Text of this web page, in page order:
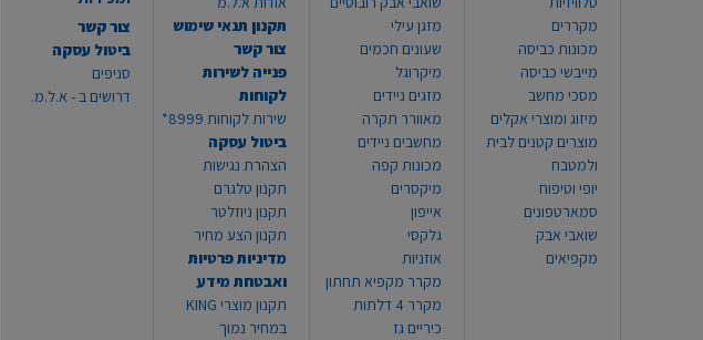
מקררים
מכונות כביסה
מייבשי כביסה
מסכי מחשב
מיזוג ומוצרי אקלים
מוצרים קטנים לבית
ולמטבח
יופי וטיפוח
סמארטפונים
שואבי אבק
מקפיאים
מזגן עילי
שעונים חכמים
מיקרוגל
מזגים ניידים
מאוורר תקרה
מחשבים ניידים
מכונות קפה
מיקסרים
אייפון
גלקסי
אוזניות
מקרר מקפיא תחתון
מקרר 4 דלתות
כיריים גז
תקנון תנאי שימוש
צור קשר
פנייה לשירות
לקוחות
שירות לקוחות 8999*
ביטול עסקה
הצהרת נגישות
תקנון טלגרם
תקנון ניוזלטר
תקנון הצע מחיר
מדיניות פרטיות
ואבטחת מידע
תקנון מוצרי KING
במחיר נמוך
צור קשר
ביטול עסקה
סניפים
דרושים ב - א.ל.מ.